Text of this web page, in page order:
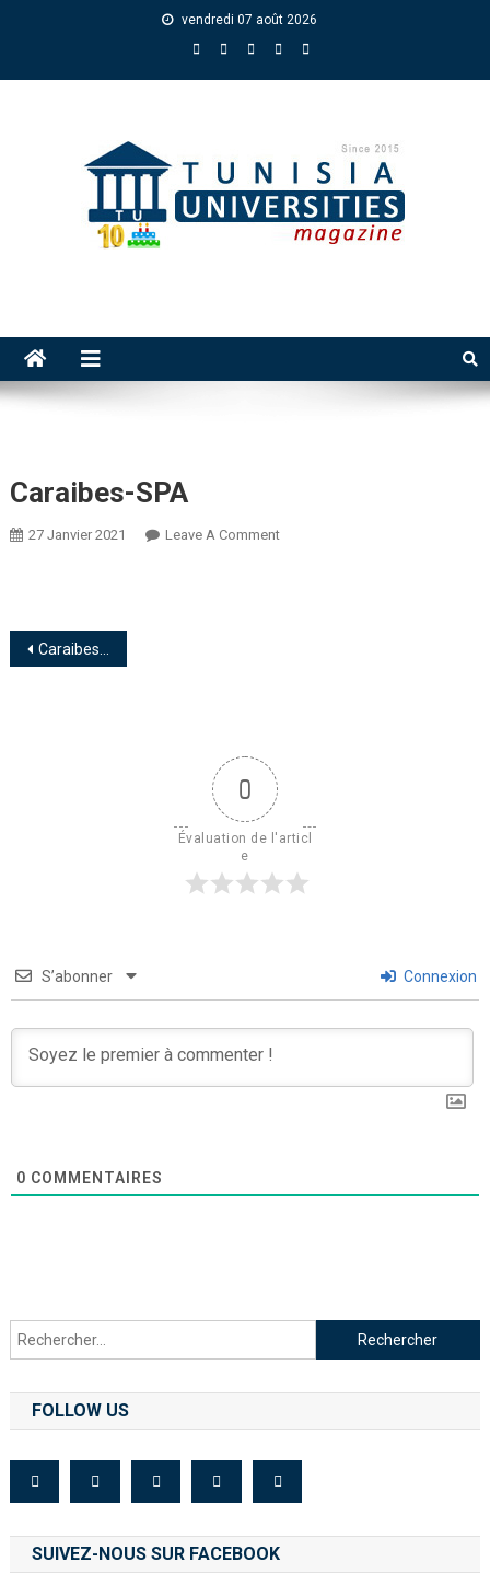
vendredi 07 août 2026
Caraibes-SPA
27 Janvier 2021 Leave A Comment
Caraibes-SPA
0
Évaluation de l'articl
e
S’abonner Connexion
0 COMMENTAIRES
FOLLOW US
SUIVEZ-NOUS SUR FACEBOOK